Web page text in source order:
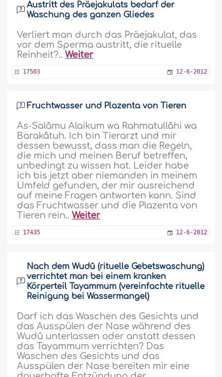
Austritt des Präejakulats bedarf der
Waschung des ganzen Gliedes
Verliert man durch das Präejakulat, das
vor dem Sperma austritt, die rituelle
Reinheit?..Weiter
17503 12-6-2012
Fruchtwasser und Plazenta von Tieren
As-Salâmu Alaikum wa Rahmatullâhi wa
Barakâtuh. Ich bin Tierarzt und mir
dessen bewusst, dass man die Regeln,
die mich und meinen Beruf betreffen,
unbedingt zu wissen hat. Leider habe
ich bis jetzt aber niemanden in meinem
Umfeld gefunden, der mir ausreichend
auf meine Fragen antworten kann. Sind
das Fruchtwasser und die Plazenta von
Tieren rein..Weiter
17435 12-6-2012
Nach dem Wudû (rituelle Gebetswaschung)
verrichtet man bei einem kranken
Körperteil Tayammum (vereinfachte rituelle
Reinigung bei Wassermangel)
Darf ich das Waschen des Gesichts und
das Ausspülen der Nase während des
Wudû unterlassen oder anstatt dessen
das Tayammum verrichten? Das
Waschen des Gesichts und das
Ausspülen der Nase bereiten mir eine